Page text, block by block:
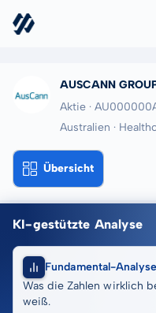
AUSCANN
Aktie ·
Australien ·
Übersicht
KI-gestützte Analyse
Fundamental-Analyse
Was die Zahlen wirklich
weiß.